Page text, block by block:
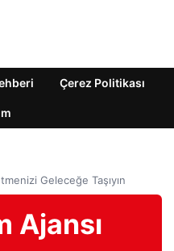
Çerez Politikası
Geleceğe Taşıyın
Ajansı